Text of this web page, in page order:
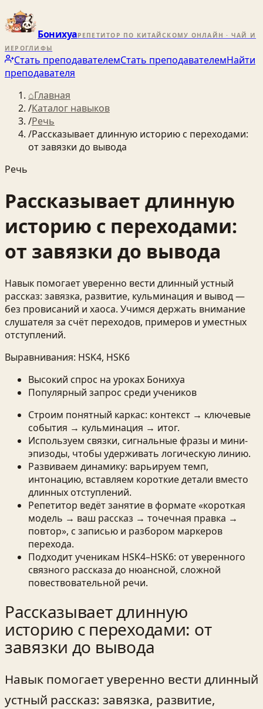
БонихуаРЕПЕТИТОР ПО КИТАЙСКОМУ ОНЛАЙН · ЧАЙ И
ИЕРОГЛИФЫ
Стать преподавателемСтать преподавателемНайти
преподавателя
⌂Главная
/Каталог навыков
/Речь
/Рассказывает длинную историю с переходами:
от завязки до вывода
Речь
Рассказывает длинную
историю с переходами:
от завязки до вывода
Навык помогает уверенно вести длинный устный
рассказ: завязка, развитие, кульминация и вывод —
без провисаний и хаоса. Учимся держать внимание
слушателя за счёт переходов, примеров и уместных
отступлений.
Выравнивания: HSK4, HSK6
Высокий спрос на уроках Бонихуа
Популярный запрос среди учеников
Строим понятный каркас: контекст → ключевые
события → кульминация → итог.
Используем связки, сигнальные фразы и мини-
эпизоды, чтобы удерживать логическую линию.
Развиваем динамику: варьируем темп,
интонацию, вставляем короткие детали вместо
длинных отступлений.
Репетитор ведёт занятие в формате «короткая
модель → ваш рассказ → точечная правка →
повтор», с записью и разбором маркеров
перехода.
Подходит ученикам HSK4–HSK6: от уверенного
связного рассказа до нюансной, сложной
повествовательной речи.
Рассказывает длинную
историю с переходами: от
завязки до вывода
Навык помогает уверенно вести длинный
устный рассказ: завязка, развитие,